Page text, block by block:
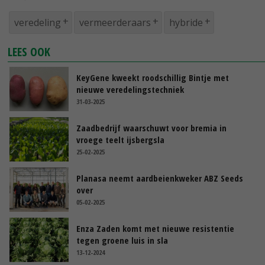
veredeling vermeerderaars hybride
LEES OOK
KeyGene kweekt roodschillig Bintje met
nieuwe veredelingstechniek
31-03-2025
Zaadbedrijf waarschuwt voor bremia in
vroege teelt ijsbergsla
25-02-2025
Planasa neemt aardbeienkweker ABZ Seeds
over
05-02-2025
Enza Zaden komt met nieuwe resistentie
tegen groene luis in sla
13-12-2024